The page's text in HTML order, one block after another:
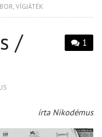
,VÍGJÁTÉK
1
/
írta Nikodémus